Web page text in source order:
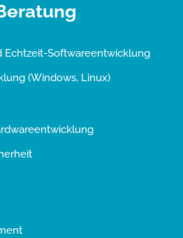
Echtzeit-Softwareentwicklung
(Windows, Linux)